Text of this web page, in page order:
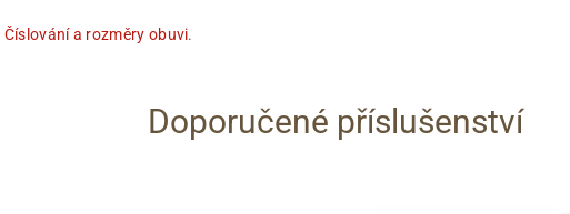
Číslování a rozměry obuvi.
Doporučené příslušenství